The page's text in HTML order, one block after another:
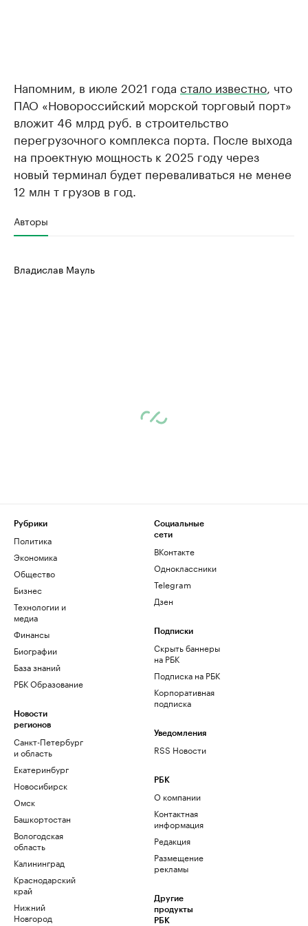
Напомним, в июле 2021 года стало известно, что
ПАО «Новороссийский морской торговый порт»
вложит 46 млрд руб. в строительство
перегрузочного комплекса порта. После выхода
на проектную мощность к 2025 году через
новый терминал будет переваливаться не менее
12 млн т грузов в год.
Авторы
Владислав Мауль
Рубрики
Политика
Экономика
Общество
Бизнес
Технологии и
медиа
Финансы
Биографии
База знаний
РБК Образование
Новости
регионов
Санкт-Петербург
и область
Екатеринбург
Новосибирск
Омск
Башкортостан
Вологодская
область
Калининград
Краснодарский
край
Нижний
Новгород
Социальные
сети
ВКонтакте
Одноклассники
Telegram
Дзен
Подписки
Скрыть баннеры
на РБК
Подписка на РБК
Корпоративная
подписка
Уведомления
RSS Новости
РБК
О компании
Контактная
информация
Редакция
Размещение
рекламы
Другие
продукты
РБК